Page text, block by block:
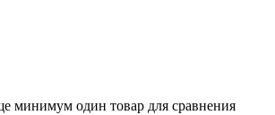
минимум один товар для сравнения